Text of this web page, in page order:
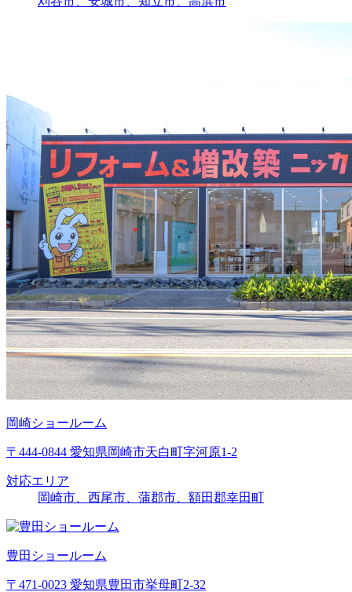
岡崎ショールーム
〒444-0844 愛知県岡崎市天白町字河原1-2
対応エリア
岡崎市、西尾市、蒲郡市、額田郡幸田町
豊田ショールーム
〒471-0023 愛知県豊田市挙母町2-32